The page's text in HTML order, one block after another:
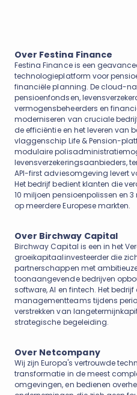
Over Festina Finance
Festina Finance is een
technologieplatform voor
financiële planning. De cloud-
pensioenfondsen,
vermogensbeheerders en
moderniseren van cruciale
de efficiëntie en het leveren van
vlaggenschip Life & Pension-
modulaire
levensverzekeringsaanbieders,
API-first adviesomgeving levert
Het bedrijf bedient klanten die
10 miljoen pensioenpolissen en
op meerdere Europese markten.
Over Birchway Capital
Birchway Capital is een in het
groeikapitaalinvesteerder die
partnerschappen met
toonaangevende bedrijven
software, AI en fintech. Het
managementteams tijdens
verstrekken van
strategische begeleiding.
Over Netcompany
Wij zijn Europa's vertrouwde
transformatie in de meest
omgevingen, en bedienen